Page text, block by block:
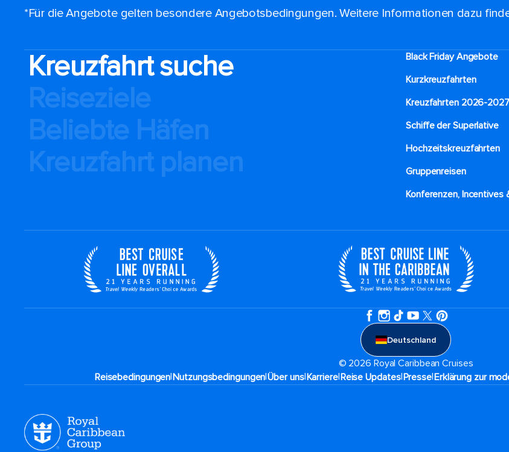
*Für die Angebote gelten besondere Angebotsbedingungen. Weitere Informationen dazu
Kreuzfahrt suche
Reiseziele
Beliebte Häfen
Kreuzfahrt planen
Black Friday Angebote
Kurzkreuzfahrten​
Kreuzfahrten 2026-2027
Schiffe der Superlative
Hochzeitskreuzfahrten
Gruppenreisen
Konferenzen, Incentives
Deutschland
© 2026 Royal Caribbean Cruises
Reisebedingungen|Nutzungsbedingungen|Über uns|Karriere​|Reise Updates​|Presse|Erklärung zur